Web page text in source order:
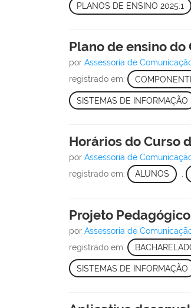
PLANOS DE ENSINO 2025.1
Plano de ensino do
porAssessoria de
registrado em:
SISTEMAS DE INFORMAÇÃO
Horários do Curso
porAssessoria de
registrado em: ALUNOS ,
Projeto
porAssessoria de
registrado em:
SISTEMAS DE INFORMAÇÃO